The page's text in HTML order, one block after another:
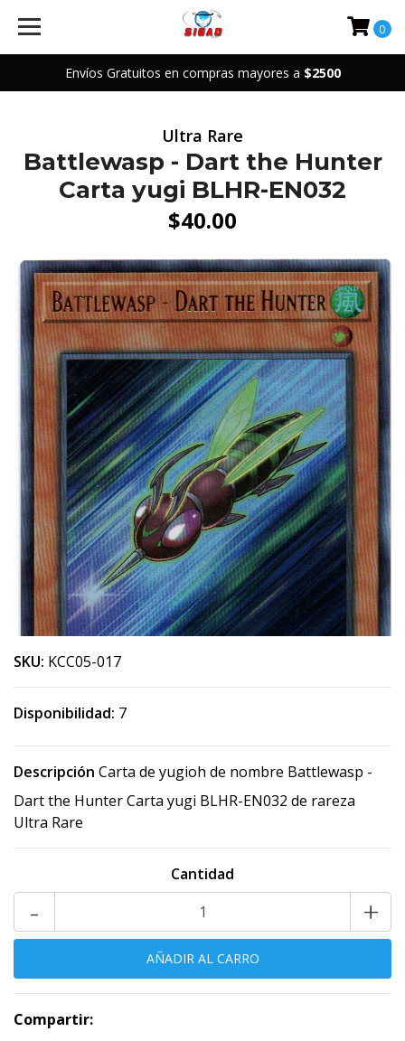
Envíos Gratuitos en compras mayores a $2500
0
Ultra Rare
Battlewasp - Dart the Hunter
Carta yugi BLHR-EN032
$40.00
SKU: KCC05-017
Disponibilidad: 7
Descripción Carta de yugioh de nombre Battlewasp -
Dart the Hunter Carta yugi BLHR-EN032 de rareza
Ultra Rare
Cantidad
+
-
Compartir: